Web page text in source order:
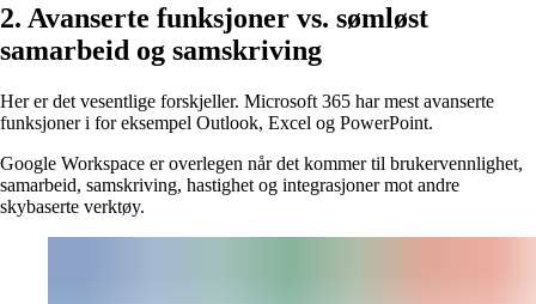
2. Avanserte funksjoner vs. sømløst
samarbeid og samskriving
Her er det vesentlige forskjeller. Microsoft 365 har mest avanserte
funksjoner i for eksempel Outlook, Excel og PowerPoint.
Google Workspace er overlegen når det kommer til brukervennlighet,
samarbeid, samskriving, hastighet og integrasjoner mot andre
skybaserte verktøy.